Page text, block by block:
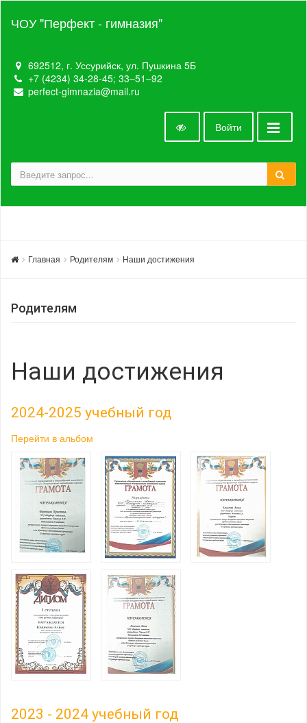
ЧОУ "Перфект - гимназия"
692512, г. Уссурийск, ул. Пушкина 5Б
+7 (4234) 34-28-45; 33‒51‒92
perfect-gimnazia@mail.ru
Войти
Главная Родителям Наши достижения
Родителям
Наши достижения
2024-2025 учебный год
Перейти в альбом
2023 - 2024 учебный год